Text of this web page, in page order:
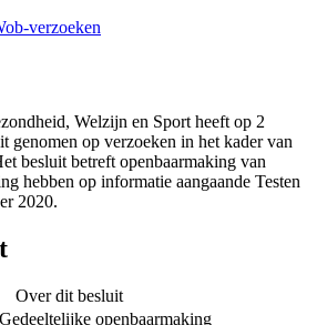
verzoeken
Welzijn en Sport heeft op 2
genomen op verzoeken in het kader van
besluit betreft openbaarmaking van
hebben op informatie aangaande Testen
2020.
Over dit besluit
Gedeeltelijke openbaarmaking